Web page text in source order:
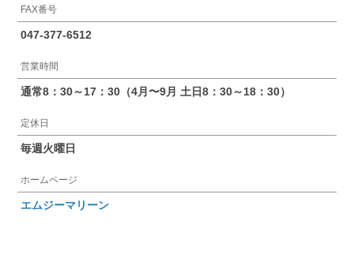
FAX番号
047-377-6512
営業時間
通常8：30～17：30（4月〜9月 土日8：30～18：30）
定休日
毎週火曜日
ホームページ
エムジーマリーン